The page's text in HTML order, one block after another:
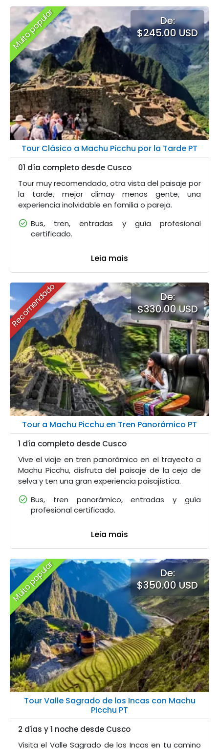
Muito popular
De:
$245.00 USD
Tour Clásico a Machu Picchu por la Tarde PT
01 día completo desde Cusco
Tour muy recomendado, otra vista del paisaje por
la tarde, mejor climay menos gente, una
experiencia inolvidable en familia o pareja.
Bus, tren, entradas y guía profesional
certificado.
Leia mais
Recomendado
De:
$330.00 USD
Tour a Machu Picchu en Tren Panorámico PT
1 día completo desde Cusco
Vive el viaje en tren panorámico en el trayecto a
Machu Picchu, disfruta del paisaje de la ceja de
selva y ten una gran experiencia paisajística.
Bus, tren panorámico, entradas y guía
profesional certificado.
Leia mais
Muito popular
De:
$350.00 USD
Tour Valle Sagrado de los Incas con Machu
Picchu PT
2 días y 1 noche desde Cusco
Visita el Valle Sagrado de los Incas en tu camino